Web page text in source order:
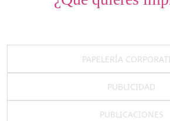
PAPELERÍA
PUBLICIDAD
PUBLICACIONES